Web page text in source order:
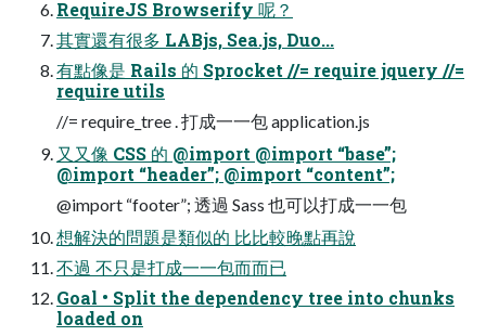
RequireJS Browserify 呢？
其實還有很多 LABjs, Sea.js, Duo...
有點像是 Rails 的 Sprocket //= require jquery //=
require utils
//= require_tree . 打成⼀一包 application.js
⼜又像 CSS 的 @import @import “base”;
@import “header”; @import “content”;
@import “footer”; 透過 Sass 也可以打成⼀一包
想解決的問題是類似的 ⽐比較晚點再說
不過 不只是打成⼀一包⽽而已
Goal • Split the dependency tree into chunks
loaded on